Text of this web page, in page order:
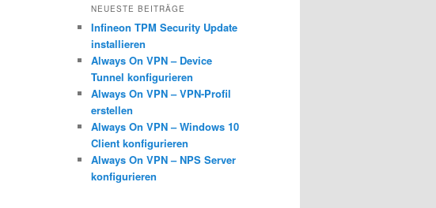
NEUESTE BEITRÄGE
Infineon TPM Security Update
installieren
Always On VPN – Device
Tunnel konfigurieren
Always On VPN – VPN-Profil
erstellen
Always On VPN – Windows 10
Client konfigurieren
Always On VPN – NPS Server
konfigurieren